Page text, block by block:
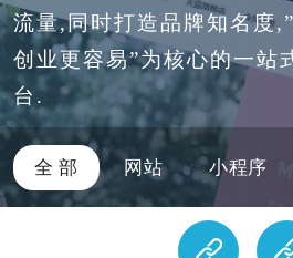
流量,同时打造品牌知名度
创业更容易”为核心的一站
台.
全 部 网站 小程序